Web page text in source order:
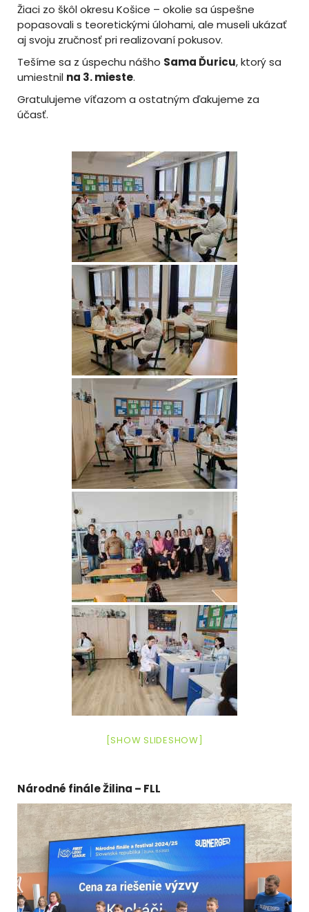
Žiaci zo škôl okresu Košice – okolie sa úspešne
popasovali s teoretickými úlohami, ale museli ukázať
aj svoju zručnosť pri realizovaní pokusov.
Tešíme sa z úspechu nášho Sama Ďuricu, ktorý sa
umiestnil na 3. mieste.
Gratulujeme víťazom a ostatným ďakujeme za
účasť.
[SHOW SLIDESHOW]
Národné finále Žilina – FLL